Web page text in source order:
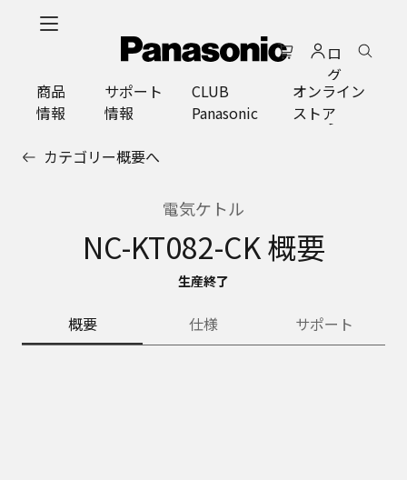
ロ
グ
イ
ン
商品
情報
サポート
情報
CLUB
Panasonic
オンライン
ストア
カテゴリー概要へ
電気ケトル
NC-KT082-CK 概要
生産終了
概要 仕様 サポート